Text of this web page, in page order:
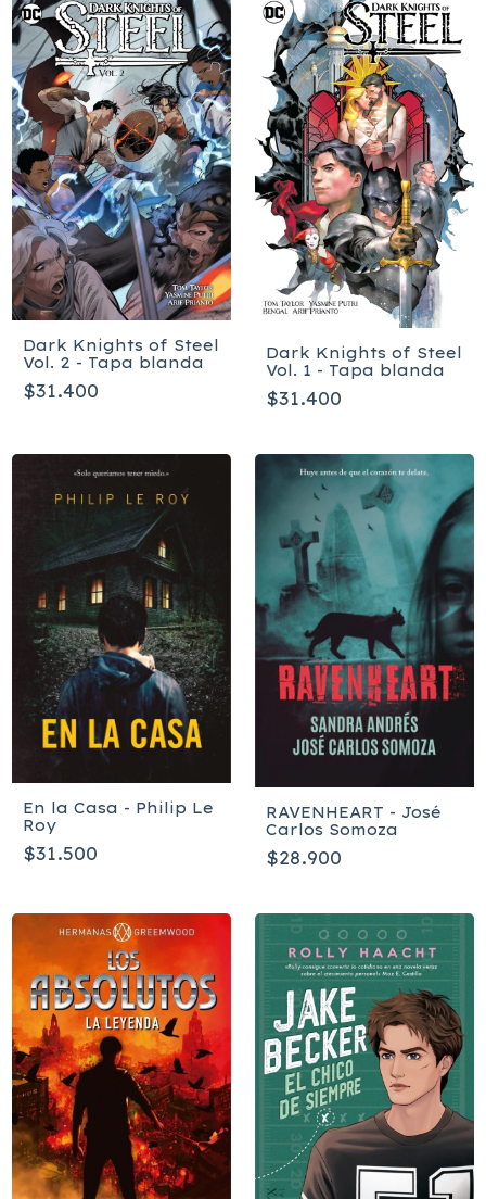
Dark Knights of Steel
Vol. 2 - Tapa blanda
$31.400
Dark Knights of Steel
Vol. 1 - Tapa blanda
$31.400
En la Casa - Philip Le
Roy
$31.500
RAVENHEART - José
Carlos Somoza
$28.900